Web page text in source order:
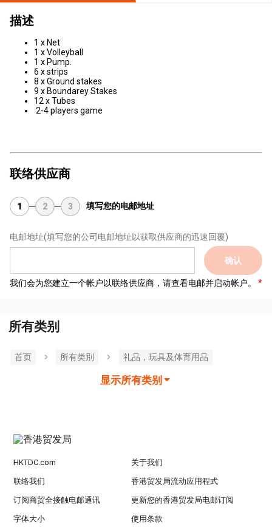
描述
1 x Net
1 x Volleyball
1 x Pump.
6 x strips
8 x Ground stakes
9 x Boundarey Stakes
12 x Tubes
2-4 players game
联络供应商
1 2 3 填写您的电邮地址
电邮地址(填写您的公司电邮地址以获取供应商的迅速回覆)
确认
我们会为您建立一个帐户以联络供应商，请查看电邮并启动帐户。
所有类别
首页 所有类別 礼品，玩具及体育用品
显示所有类别
HKTDC.com 关于我们
联络我们 香港贸发局流动应用程式
订阅商贸全接触电邮通讯 更新您的香港贸发局电邮订阅
字体大小 使用条款